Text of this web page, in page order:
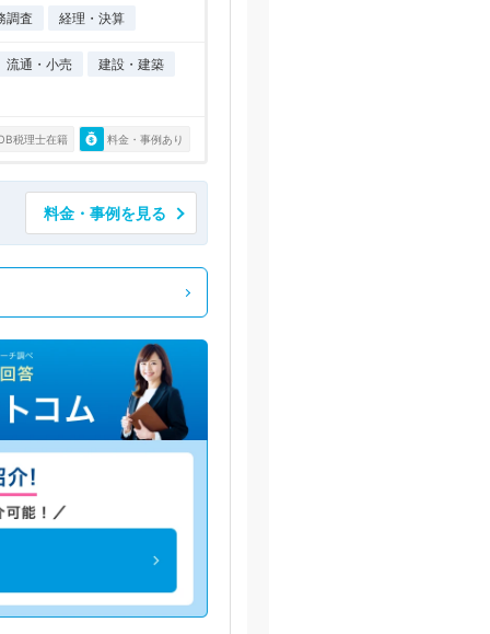
調査 経理・決算
流通・小売 建設・建築
税理士在籍 料金・事例あり
料金・事例を見る